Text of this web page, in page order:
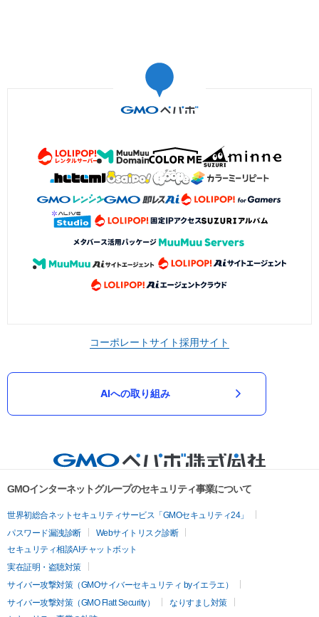
コーポレートサイト採用サイト
AIへの取り組み
GMOインターネットグループのセキュリティ事業について
世界初総合ネットセキュリティサービス「GMOセキュリティ24」
パスワード漏洩診断
Webサイトリスク診断
セキュリティ相談AIチャットボット
実在証明・盗聴対策
サイバー攻撃対策（GMOサイバーセキュリティ byイエラエ）
サイバー攻撃対策（GMO Flatt Security）
なりすまし対策